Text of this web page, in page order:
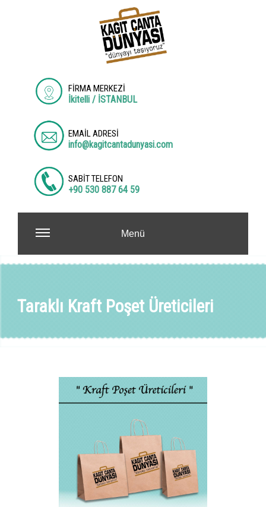
FİRMA MERKEZİ
İkitelli / İSTANBUL
EMAİL ADRESİ
info@kagitcantadunyasi.com
SABİT TELEFON
+90 530 887 64 59
Menü
Taraklı Kraft Poşet Üreticileri